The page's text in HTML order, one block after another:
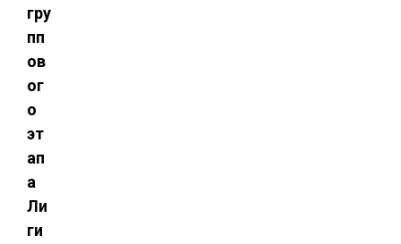
гру
пп
ов
ог
о
эт
ап
а
Ли
ги